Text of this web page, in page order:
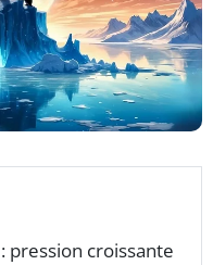
: pression croissante